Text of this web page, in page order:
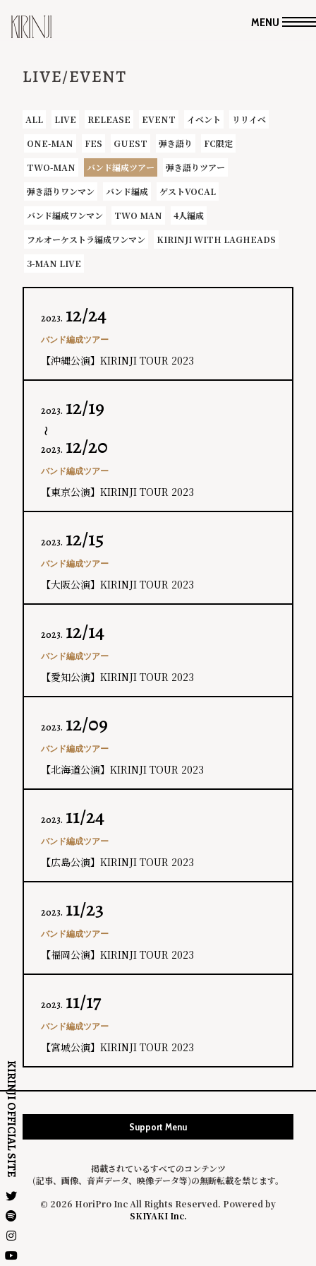
MENU
KIRINJI OFFICIAL SITE
LIVE/EVENT
ALL LIVE RELEASE EVENT イベント
リリイベ
ONE-MAN
FES GUEST 弾き語り
FC限定
TWO-MAN
バンド編成ツアー
弾き語りツアー
弾き語りワンマン
バンド編成
ゲストVOCAL
バンド編成ワンマン
TWO MAN
4人編成
フルオーケストラ編成ワンマン
KIRINJI WITH LAGHEADS
3-MAN LIVE
2023. 12/24
バンド編成ツアー
【沖縄公演】KIRINJI TOUR 2023
2023. 12/19
〜
2023. 12/20
バンド編成ツアー
【東京公演】KIRINJI TOUR 2023
2023. 12/15
バンド編成ツアー
【大阪公演】KIRINJI TOUR 2023
2023. 12/14
バンド編成ツアー
【愛知公演】KIRINJI TOUR 2023
2023. 12/09
バンド編成ツアー
【北海道公演】KIRINJI TOUR 2023
2023. 11/24
バンド編成ツアー
【広島公演】KIRINJI TOUR 2023
2023. 11/23
バンド編成ツアー
【福岡公演】KIRINJI TOUR 2023
2023. 11/17
バンド編成ツアー
【宮城公演】KIRINJI TOUR 2023
Support Menu
掲載されているすべてのコンテンツ
(記事、画像、音声データ、映像データ等)の無断転載を禁じます。
© 2026 HoriPro Inc All Rights Reserved. Powered by
SKIYAKI Inc.